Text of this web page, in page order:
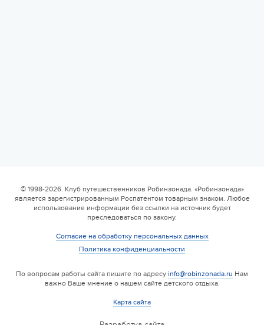
Валдайская Робинзонада. Классик (домики)
17 августа 2026
© 1998-2026. Клуб путешественников Робинзонада. «Робинзонада»
является зарегистрированным Роспатентом товарным знаком. Любое
использование информации без ссылки на источник будет
преследоваться по закону.
Согласие на обработку персональных данных
Политика конфиденциальности
По вопросам работы сайта пишите по адресу info@robinzonada.ru Нам
важно Ваше мнение о нашем сайте детского отдыха.
Карта сайта